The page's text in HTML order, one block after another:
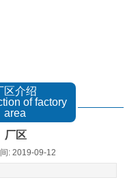
区介绍
of factory
area
厂区
: 2019-09-12